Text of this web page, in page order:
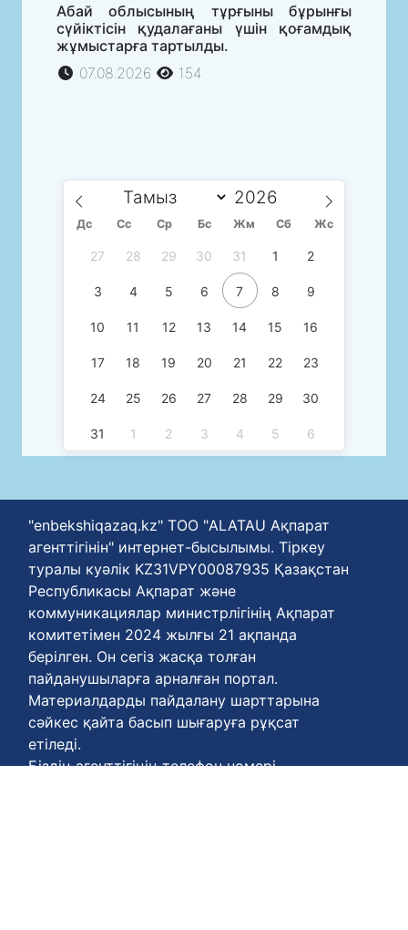
Абай облысының тұрғыны бұрынғы
сүйіктісін қудалағаны үшін қоғамдық
жұмыстарға тартылды.
07.08.2026
154
Дс Сc Ср Бс Жм Сб Жс
27 28 29 30 31 1 2
3 4 5 6 7 8 9
10 11 12 13 14 15 16
17 18 19 20 21 22 23
24 25 26 27 28 29 30
31 1 2 3 4 5 6
"enbekshiqazaq.kz" ТОО "ALATAU Ақпарат
агенттігінін" интернет-бысылымы. Тіркеу
туралы куәлік KZ31VPY00087935 Қазақстан
Республикасы Ақпарат және
коммуникациялар министрлігінің Ақпарат
комитетімен 2024 жылғы 21 ақпанда
берілген. Он сегіз жасқа толған
пайданушыларға арналған портал.
Материалдарды пайдалану шарттарына
сәйкес қайта басып шығаруға рұқсат
етіледі.
Біздің агенттігіңің телефон нөмері